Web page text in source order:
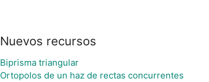
Nuevos recursos
Biprisma triangular
Ortopolos de un haz de rectas concurrentes